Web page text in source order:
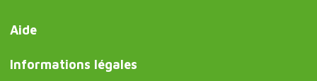
Aide
Informations légales